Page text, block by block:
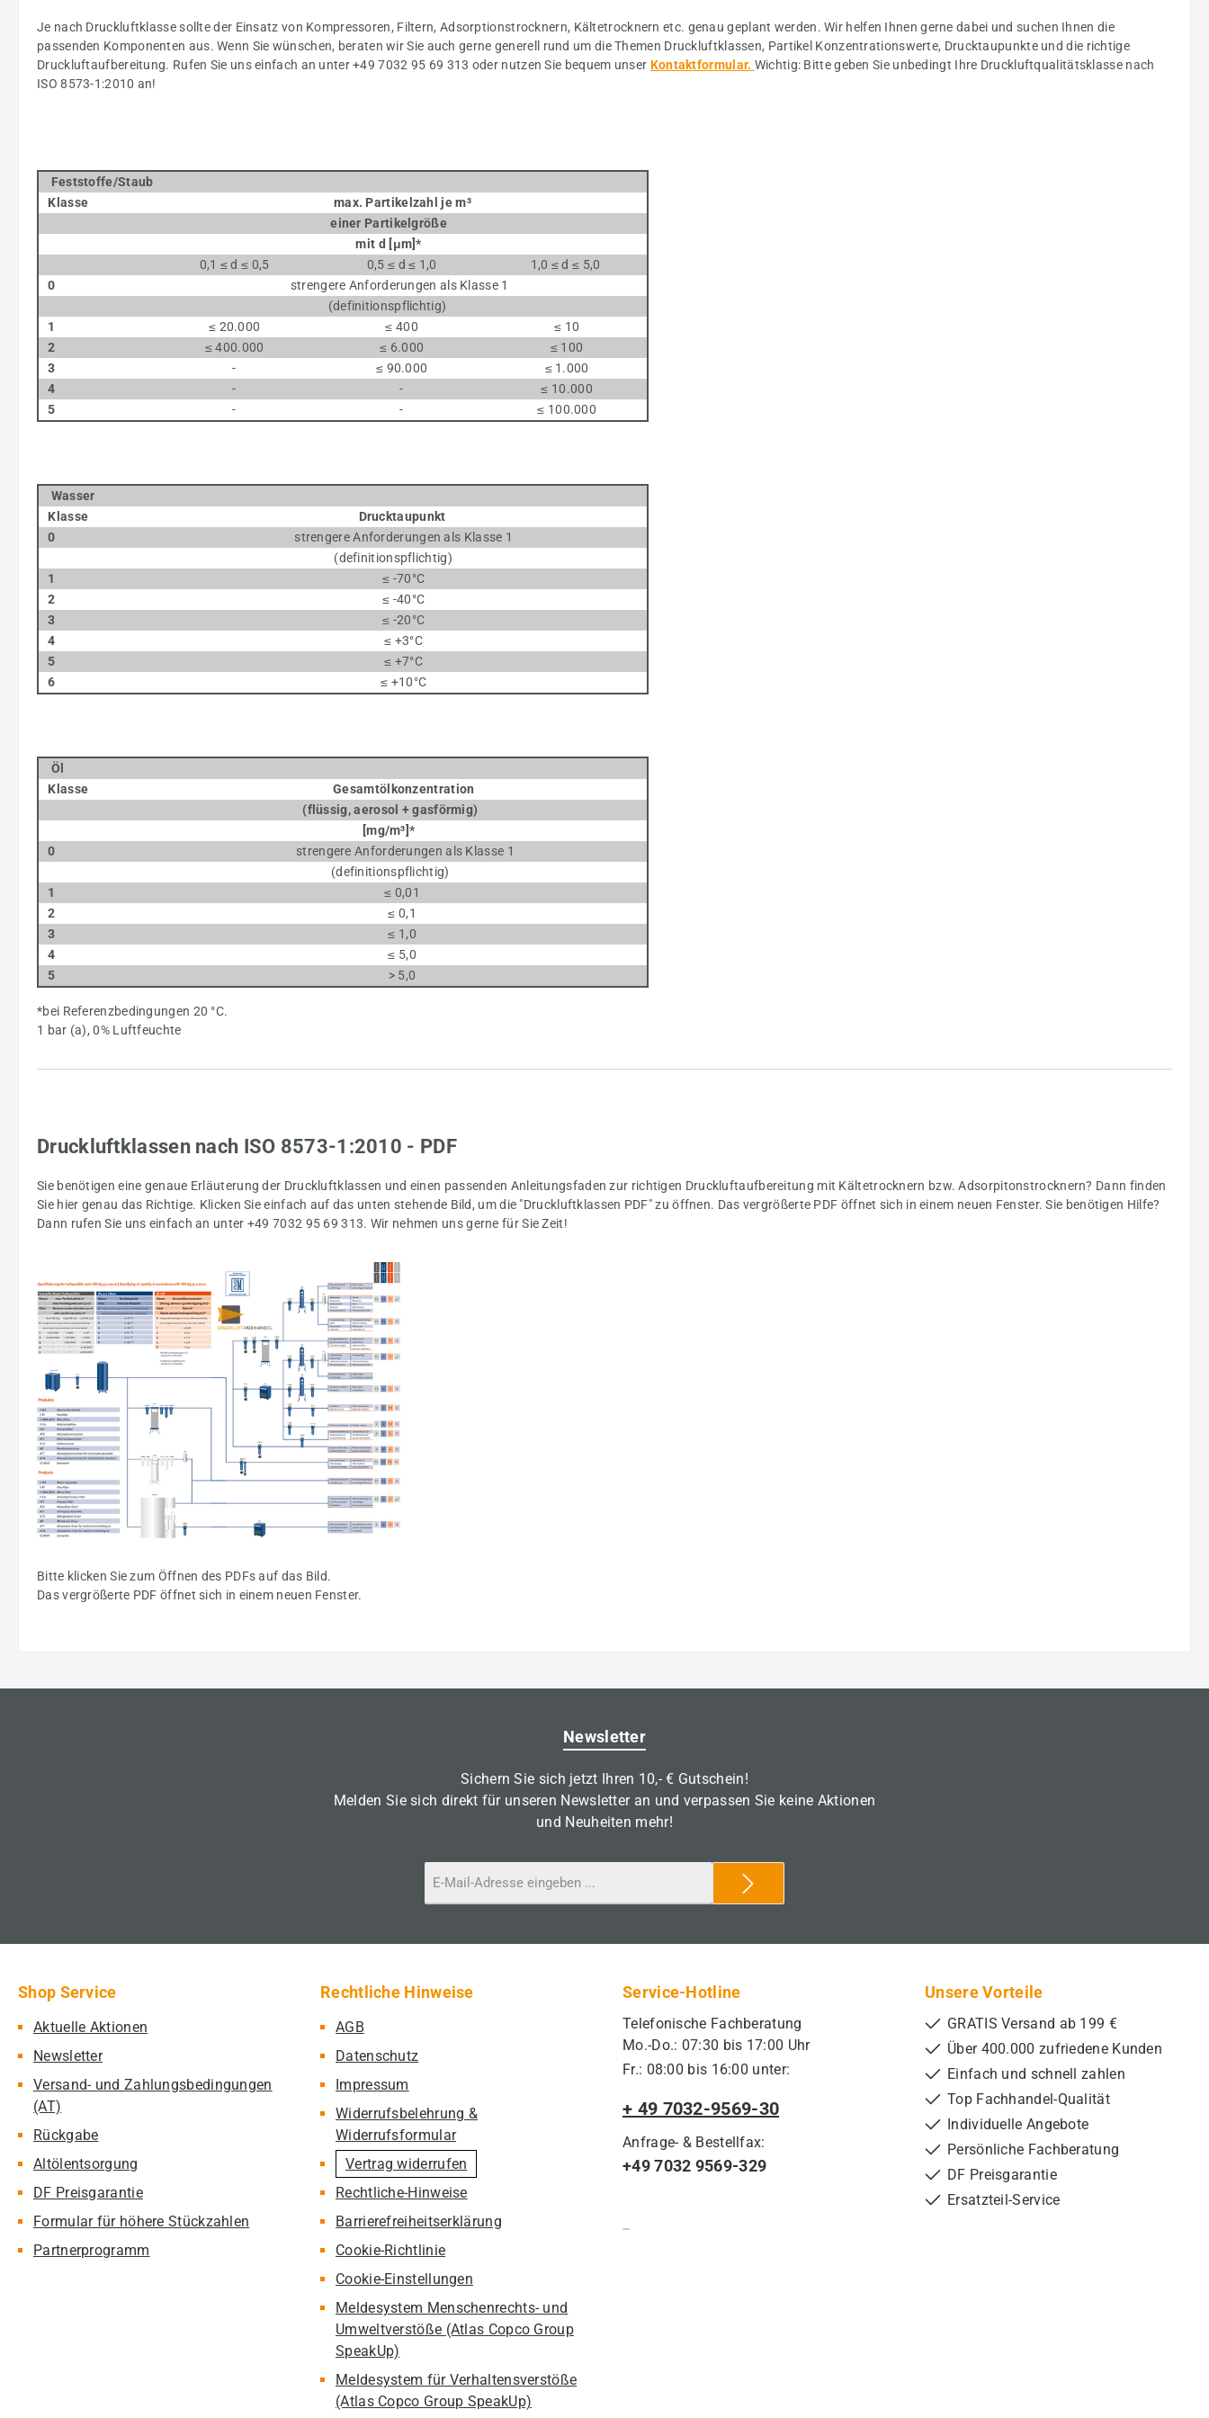
Je nach Druckluftklasse sollte der Einsatz von Kompressoren, Filtern, Adsorptionstrocknern, Kältetrocknern etc. genau geplant werden. Wir helfen Ihnen gerne dabei und suchen Ihnen die
passenden Komponenten aus. Wenn Sie wünschen, beraten wir Sie auch gerne generell rund um die Themen Druckluftklassen, Partikel Konzentrationswerte, Drucktaupunkte und die richtige
Druckluftaufbereitung. Rufen Sie uns einfach an unter +49 7032 95 69 313 oder nutzen Sie bequem unser Kontaktformular. Wichtig: Bitte geben Sie unbedingt Ihre Druckluftqualitätsklasse nach
ISO 8573-1:2010 an!
Feststoffe/Staub
Klasse
max. Partikelzahl je m³
einer Partikelgröße
mit d [μm]*
0,1 ≤ d ≤ 0,5
0,5 ≤ d ≤ 1,0
1,0 ≤ d ≤ 5,0
0
strengere Anforderungen als Klasse 1
(definitionspflichtig)
1
≤ 20.000 ≤ 400
≤ 10
2
≤ 400.000 ≤ 6.000
≤ 100
3
- ≤ 90.000
≤ 1.000
4
- -
≤ 10.000
5
- - ≤ 100.000
Wasser
Klasse
Drucktaupunkt
0
strengere Anforderungen als Klasse 1
(definitionspflichtig)
1
≤ -70°C
2
≤ -40°C
3
≤ -20°C
4
≤ +3°C
5
≤ +7°C
6
≤ +10°C
Öl
Klasse
Gesamtölkonzentration
(flüssig, aerosol + gasförmig)
[mg/m³]*
0
strengere Anforderungen als Klasse 1
(definitionspflichtig)
1
≤ 0,01
2
≤ 0,1
3
≤ 1,0
4
≤ 5,0
5
> 5,0
*bei Referenzbedingungen 20 °C.
1 bar (a), 0% Luftfeuchte
Druckluftklassen nach ISO 8573-1:2010 - PDF
Sie benötigen eine genaue Erläuterung der Druckluftklassen und einen passenden Anleitungsfaden zur richtigen Druckluftaufbereitung mit Kältetrocknern bzw. Adsorpitonstrocknern? Dann finden
Sie hier genau das Richtige. Klicken Sie einfach auf das unten stehende Bild, um die "Druckluftklassen PDF" zu öffnen. Das vergrößerte PDF öffnet sich in einem neuen Fenster. Sie benötigen Hilfe?
Dann rufen Sie uns einfach an unter +49 7032 95 69 313. Wir nehmen uns gerne für Sie Zeit!
Bitte klicken Sie zum Öffnen des PDFs auf das Bild.
Das vergrößerte PDF öffnet sich in einem neuen Fenster.
Newsletter
Sichern Sie sich jetzt Ihren 10,- € Gutschein!
Melden Sie sich direkt für unseren Newsletter an und verpassen Sie keine Aktionen
und Neuheiten mehr!
Service-Hotline
Telefonische Fachberatung
Mo.-Do.: 07:30 bis 17:00 Uhr
Fr.: 08:00 bis 16:00 unter:
+ 49 7032-9569-30
Anfrage- & Bestellfax:
+49 7032 9569-329
Shop Service
Aktuelle Aktionen
Newsletter
Versand- und Zahlungsbedingungen
(AT)
Rückgabe
Altölentsorgung
DF Preisgarantie
Formular für höhere Stückzahlen
Partnerprogramm
Rechtliche Hinweise
AGB
Datenschutz
Impressum
Widerrufsbelehrung &
Widerrufsformular
Vertrag widerrufen
Rechtliche-Hinweise
Barrierefreiheitserklärung
Cookie-Richtlinie
Cookie-Einstellungen
Meldesystem Menschenrechts- und
Umweltverstöße (Atlas Copco Group
SpeakUp)
Meldesystem für Verhaltensverstöße
(Atlas Copco Group SpeakUp)
Unsere Vorteile
GRATIS Versand ab 199 €
Über 400.000 zufriedene Kunden
Einfach und schnell zahlen
Top Fachhandel-Qualität
Individuelle Angebote
Persönliche Fachberatung
DF Preisgarantie
Ersatzteil-Service